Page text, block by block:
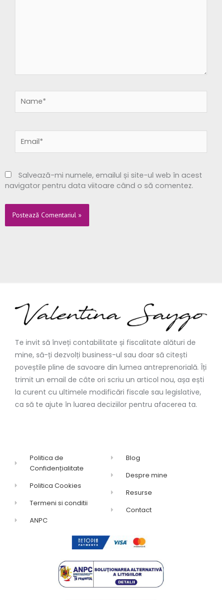
Salvează-mi numele, emailul și site-ul web în acest
navigator pentru data viitoare când o să comentez.
Te invit să înveți contabilitate și fiscalitate alături de
mine, să-ți dezvolți business-ul sau doar să citești
poveștile pline de savoare din lumea antreprenorială. Îți
trimit un email de câte ori scriu un articol nou, așa ești
la curent cu ultimele modificări fiscale sau legislative,
ca să te ajute în luarea deciziilor pentru afacerea ta.
Politica de
Confidențialitate
Politica Cookies
Termeni si conditii
ANPC
Blog
Despre mine
Resurse
Contact